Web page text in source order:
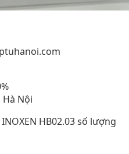
Nội
HB02.03 số lượng